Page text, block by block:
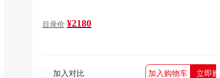
目录价 ¥2180
加入对比 加入购物车 立即